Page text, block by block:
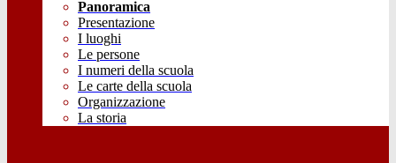
Panoramica
Presentazione
I luoghi
Le persone
I numeri della scuola
Le carte della scuola
Organizzazione
La storia